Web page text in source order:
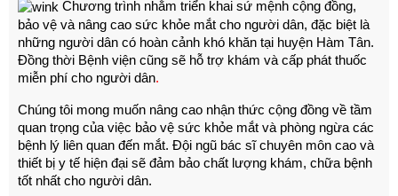
Chương trình nhằm triển khai sứ mệnh cộng đồng,
bảo vệ và nâng cao sức khỏe mắt cho người dân, đặc biệt là
những người dân có hoàn cảnh khó khăn tại huyện Hàm Tân.
Đồng thời Bệnh viện cũng sẽ hỗ trợ khám và cấp phát thuốc
miễn phí cho người dân.
Chúng tôi mong muốn nâng cao nhận thức cộng đồng về tầm
quan trọng của việc bảo vệ sức khỏe mắt và phòng ngừa các
bệnh lý liên quan đến mắt. Đội ngũ bác sĩ chuyên môn cao và
thiết bị y tế hiện đại sẽ đảm bảo chất lượng khám, chữa bệnh
tốt nhất cho người dân.